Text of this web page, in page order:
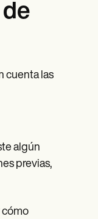
cuenta las
algún
previas,
cómo